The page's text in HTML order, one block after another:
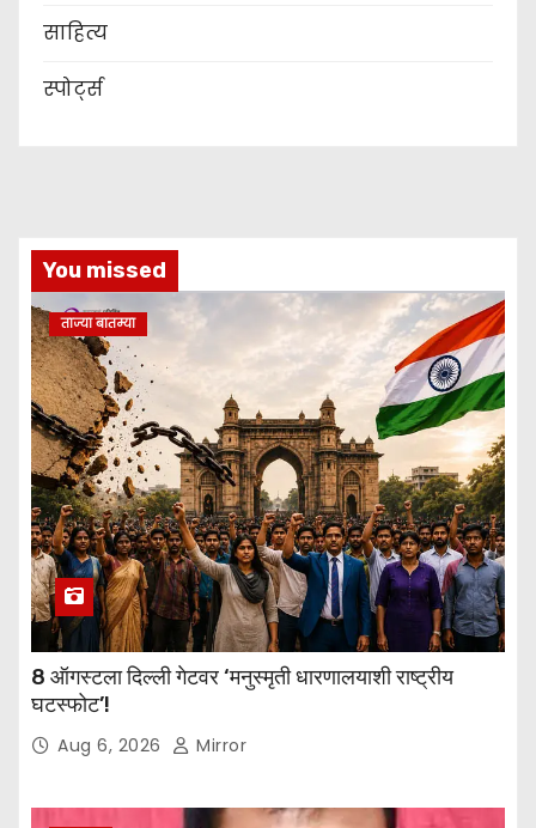
साहित्य
स्पोर्ट्स
You missed
ताज्या बातम्या
8 ऑगस्टला दिल्ली गेटवर ‘मनुस्मृती धारणालयाशी राष्ट्रीय
घटस्फोट’!
Aug 6, 2026 Mirror